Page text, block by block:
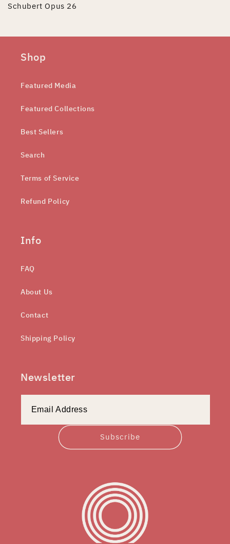
Schubert Opus 26
Shop
Featured Media
Featured Collections
Best Sellers
Search
Terms of Service
Refund Policy
Info
FAQ
About Us
Contact
Shipping Policy
Newsletter
Subscribe